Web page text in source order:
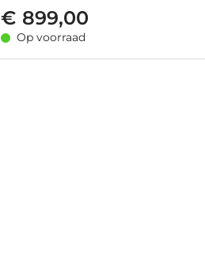
€ 899,00
Op voorraad